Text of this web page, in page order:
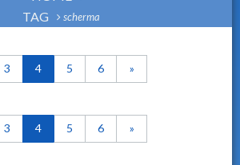
TAG
scherma
3 4 5 6 »
3 4 5 6 »